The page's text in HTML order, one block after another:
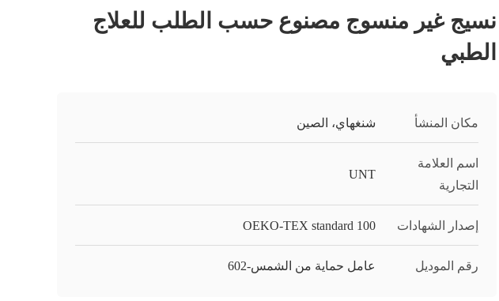
نسيج غير منسوج مصنوع حسب الطلب للعلاج
الطبي
مكان المنشأ شنغهاي، الصين
اسم العلامة
التجارية
UNT
إصدار الشهادات OEKO-TEX standard 100
رقم الموديل عامل حماية من الشمس-602